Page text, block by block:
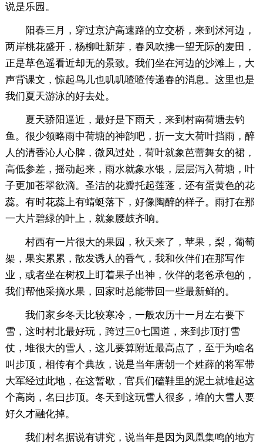
说是乐园。
阳春三月，穿过京沪高速路的立交桥，来到沭河边，
两岸桃花盛开，杨柳吐新芽，春风吹拂一望无际的麦田，
正是草色遥看近却无的景致。我们坐在河边的沙滩上，大
声背课文，惊起鸟儿也叽叽喳喳传递春的消息。这里也是
我们夏天游泳的好去处。
夏天骄阳逼近，最好是下雨天，来到村南荷塘去钓
鱼。很少领略雨中荷塘的神韵吧，折一支大荷叶挡雨，醉
人的清香沁人心脾，微风过处，荷叶就象芭蕾舞女的裙，
高低参差，摇动起来，雨水就象水银，层层泻入荷塘，叶
子更加苍翠欲滴。圣洁的花瓣托起莲蓬，还有蛋黄色的花
蕊。有时花蕊上有蜻蜓落下，好像陶醉的样子。雨打在那
一大片碧緑的叶上，就象腰鼓齐响。
村西有一片很大的果园，秋天来了，苹果，梨，葡萄
架，果实累累，散发诱人的香气，我和伙伴们在那写作
业，或者坐在树杈上盯着果子出神，伙伴的老爸承包的，
我们帮他采摘水果，回家时总能带回一些最新鲜的。
我们家乡冬天比较寒冷，一般农历十一月左右要下
雪，这时村北最好玩，跨过三0七国道，来到步顶打雪
仗，堆很大的雪人，这儿要算附近最高点了，至于为啥名
叫步顶，相传有个典故，说是当年唐朝一个姓薛的将军带
大军经过此地，在这暂歇，官兵们磕鞋里的泥土就堆起这
个高岗，名曰步顶。冬天到这玩雪人很多，堆的大雪人要
好久才融化掉。
我们村名据说有讲究，说当年是因为凤凰集鸣的地方